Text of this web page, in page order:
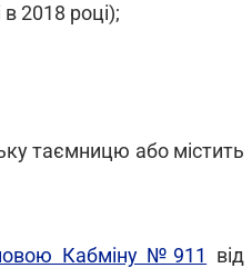
2018 році);
таємницю або містить
Кабміну №911
від